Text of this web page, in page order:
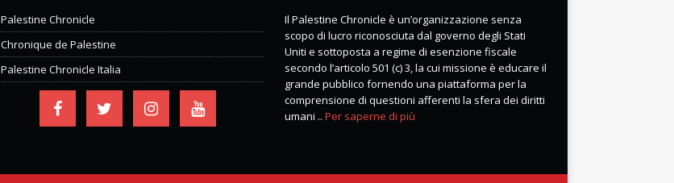
Palestine Chronicle
Chronique de Palestine
Palestine Chronicle Italia
Il Palestine Chronicle è un’organizzazione senza
scopo di lucro riconosciuta dal governo degli Stati
Uniti e sottoposta a regime di esenzione fiscale
secondo l’articolo 501 (c) 3, la cui missione è educare il
grande pubblico fornendo una piattaforma per la
comprensione di questioni afferenti la sfera dei diritti
umani .. Per saperne di più